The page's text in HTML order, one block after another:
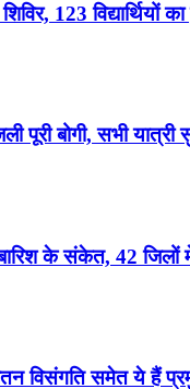
123 विद्यार्थियों
बोगी, सभी यात्री
के संकेत, 42 जिलों
विसंगति समेत ये हैं